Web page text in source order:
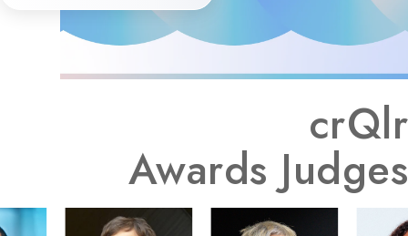
crQlr
Awards Judges